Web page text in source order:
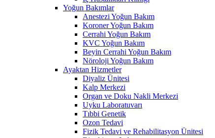
Yoğun Bakımlar
Anestezi Yoğun Bakım
Koroner Yoğun Bakım
Cerrahi Yoğun Bakım
KVC Yoğun Bakım
Beyin Cerrahi Yoğun Bakım
Nöroloji Yoğun Bakım
Ayaktan Hizmetler
Diyaliz Ünitesi
Kalp Merkezi
Organ ve Doku Nakli Merkezi
Uyku Laboratuvarı
Tıbbi Genetik
Ozon Tedavi
Fizik Tedavi ve Rehabilitasyon Ünitesi